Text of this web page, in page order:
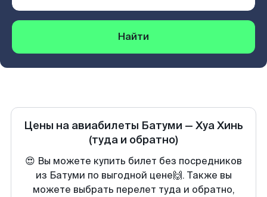
Найти
Цены на авиабилеты Батуми — Хуа Хинь
(туда и обратно)
😍 Вы можете купить билет без посредников
из Батуми по выгодной цене🙌. Также вы
можете выбрать перелет туда и обратно,